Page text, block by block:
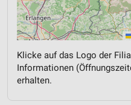
Klicke auf das Logo der
Informationen
erhalten.